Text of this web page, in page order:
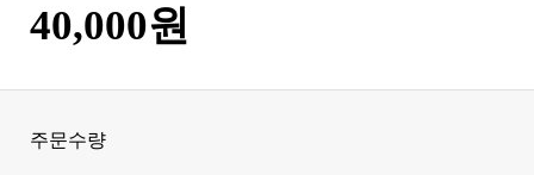
40,000원
주문수량